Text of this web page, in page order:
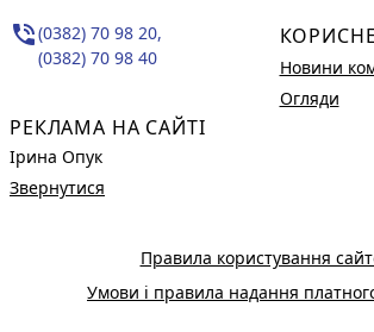
phone_in_talk(0382) 70 98 20,
(0382) 70 98 40
РЕКЛАМА НА САЙТІ
Ірина Опук
Звернутися
КОРИСНЕ
Новини
Огляди
Правила користування
Умови і правила надання